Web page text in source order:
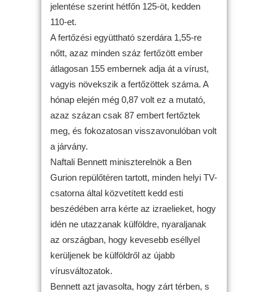
jelentése szerint hétfőn 125-öt, kedden
110-et.
A fertőzési együttható szerdára 1,55-re
nőtt, azaz minden száz fertőzött ember
átlagosan 155 embernek adja át a vírust,
vagyis növekszik a fertőzöttek száma. A
hónap elején még 0,87 volt ez a mutató,
azaz százan csak 87 embert fertőztek
meg, és fokozatosan visszavonulóban volt
a járvány.
Naftali Bennett miniszterelnök a Ben
Gurion repülőtéren tartott, minden helyi TV-
csatorna által közvetített kedd esti
beszédében arra kérte az izraelieket, hogy
idén ne utazzanak külföldre, nyaraljanak
az országban, hogy kevesebb eséllyel
kerüljenek be külföldről az újabb
vírusváltozatok.
Bennett azt javasolta, hogy zárt térben, s